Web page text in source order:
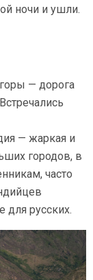
ночи и ушли.
— дорога
— жаркая и
городов, в
часто
русских.